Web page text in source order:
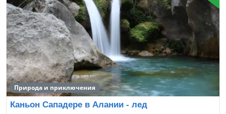
Природа и приключения
Каньон Сападере в Алании - лед